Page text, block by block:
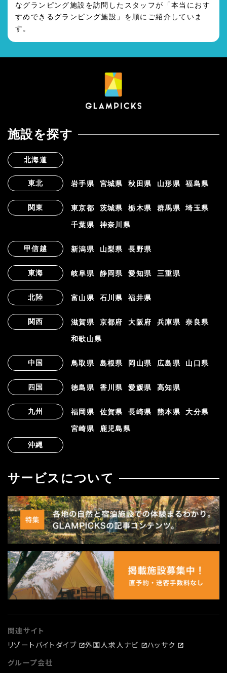
なグランピング施設を訪問したスタッフが「本当におす
すめできるグランピング施設」を順にご紹介していま
す。
施設を探す
北海道
東北 岩手県 宮城県 秋田県 山形県 福島県
関東 東京都 茨城県 栃木県 群馬県 埼玉県
千葉県 神奈川県
甲信越 新潟県 山梨県 長野県
東海 岐阜県 静岡県 愛知県 三重県
北陸 富山県 石川県 福井県
関西 滋賀県 京都府 大阪府 兵庫県 奈良県
和歌山県
中国 鳥取県 島根県 岡山県 広島県 山口県
四国 徳島県 香川県 愛媛県 高知県
九州 福岡県 佐賀県 長崎県 熊本県 大分県
宮崎県
鹿児島県
沖縄
サービスについて
関連サイト
リゾートバイトダイブ
外国人求人ナビ
ハッサク
グループ会社